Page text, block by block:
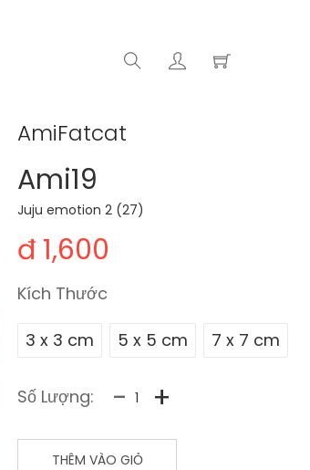
AmiFatcat
Ami19
Juju emotion 2 (27)
đ 1,600
Kích Thước
3 x 3 cm 5 x 5 cm 7 x 7 cm
Số Lượng: - +
THÊM VÀO GIỎ